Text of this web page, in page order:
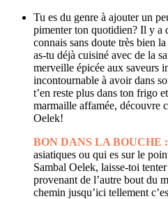
Tu es du genre à ajouter un
pimenter ton quotidien? Il y a
connais sans doute très bien
as-tu déjà cuisiné avec de la
merveille épicée aux saveurs
incontournable à avoir dans
t’en reste plus dans ton frigo
marmaille affamée, découvre
Oelek!
BON DANS LA BOUCHE :
asiatiques ou qui es sur le
Sambal Oelek, laisse-toi
provenant de l’autre bout du
chemin jusqu’ici tellement